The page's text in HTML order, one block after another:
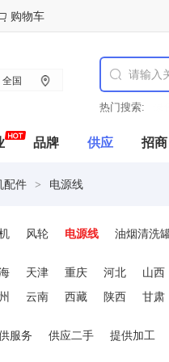
购物车
全国
热门搜索:
品牌 供应 招商
配件 > 电源线
风轮 电源线 油烟清洗
天津 重庆 河北 山西
云南 西藏 陕西 甘肃
服务 供应二手 提供加工